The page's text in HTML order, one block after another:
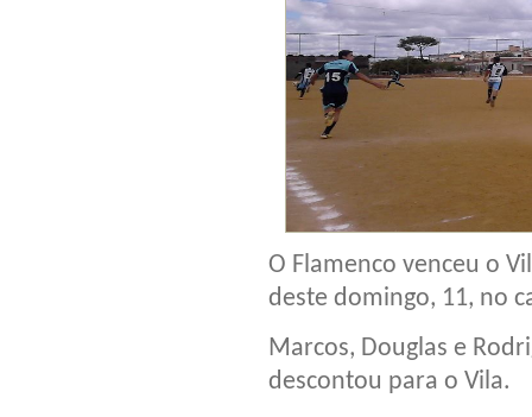
O Flamenco venceu o
deste domingo, 11, no
Marcos, Douglas e
descontou para o Vila.